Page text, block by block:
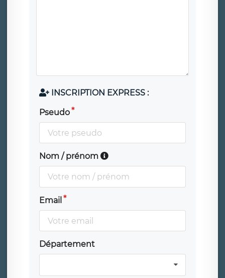
INSCRIPTION EXPRESS :
Pseudo
Nom / prénom
Email
Département